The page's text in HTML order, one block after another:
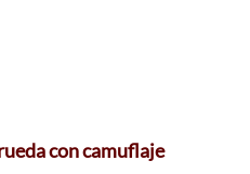
con camuflaje